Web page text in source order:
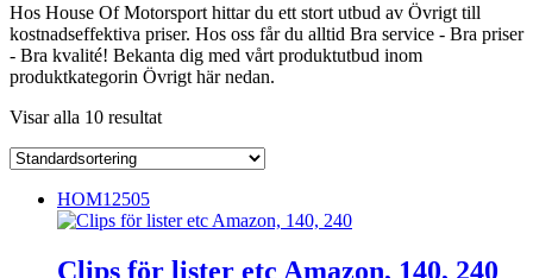
Hos House Of Motorsport hittar du ett stort utbud av Övrigt till
kostnadseffektiva priser. Hos oss får du alltid Bra service - Bra priser
- Bra kvalité! Bekanta dig med vårt produktutbud inom
produktkategorin Övrigt här nedan.
Visar alla 10 resultat
HOM12505
Clips för lister etc Amazon, 140, 240